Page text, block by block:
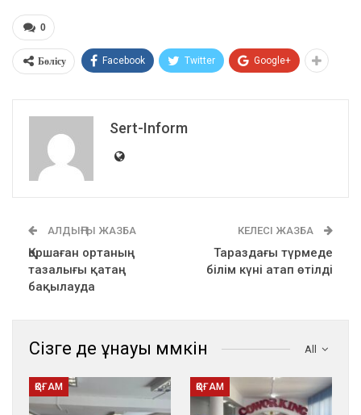
0
Бөлісу Facebook Twitter Google+
Sert-Inform
АЛДЫҢҒЫ ЖАЗБА
Қоршаған ортаның
тазалығы қатаң
бақылауда
КЕЛЕСІ ЖАЗБА
Тараздағы түрмеде
білім күні атап өтілді
All
Сізге де ұнауы мүмкін
ҚОҒАМ ҚОҒАМ